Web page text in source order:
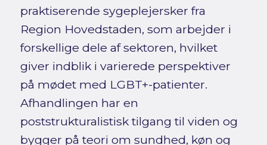
praktiserende sygeplejersker fra
Region Hovedstaden, som arbejder i
forskellige dele af sektoren, hvilket
giver indblik i varierede perspektiver
på mødet med LGBT+-patienter.
Afhandlingen har en
poststrukturalistisk tilgang til viden og
bygger på teori om sundhed, køn og